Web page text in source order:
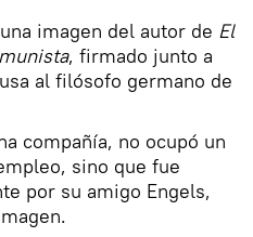
imagen del autor de El
, firmado junto a
al filósofo germano de
compañía, no ocupó un
sino que fue
por su amigo Engels,